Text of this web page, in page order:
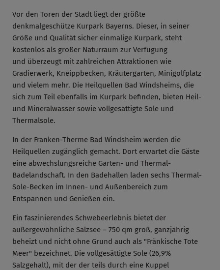
Vor den Toren der Stadt liegt der größte
denkmalgeschütze Kurpark Bayerns. Dieser, in seiner
Größe und Qualität sicher einmalige Kurpark, steht
kostenlos als großer Naturraum zur Verfügung
und überzeugt mit zahlreichen Attraktionen wie
Gradierwerk, Kneippbecken, Kräutergarten, Minigolfplatz
und vielem mehr. Die Heilquellen Bad Windsheims, die
sich zum Teil ebenfalls im Kurpark befinden, bieten Heil-
und Mineralwasser sowie vollgesättigte Sole und
Thermalsole.
In der Franken-Therme Bad Windsheim werden die
Heilquellen zugänglich gemacht. Dort erwartet die Gäste
eine abwechslungsreiche Garten- und Thermal-
Badelandschaft. In den Badehallen laden sechs Thermal-
Sole-Becken im Innen- und Außenbereich zum
Entspannen und Genießen ein.
Ein faszinierendes Schwebeerlebnis bietet der
außergewöhnliche Salzsee – 750 qm groß, ganzjährig
beheizt und nicht ohne Grund auch als "Fränkische Tote
Meer" bezeichnet. Die vollgesättigte Sole (26,9%
Salzgehalt), mit der der teils durch eine Kuppel